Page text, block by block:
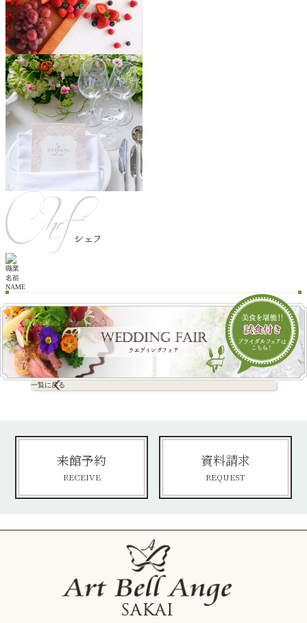
職業
名前
NAME
一覧に戻る
来館予約
RECEIVE
資料請求
REQUEST